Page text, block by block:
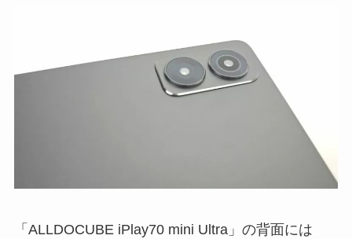
「ALLDOCUBE iPlay70 mini Ultra」の背面には